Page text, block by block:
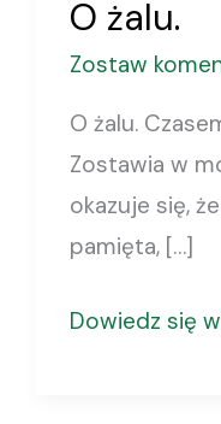
O żalu.
Zostaw
O żalu.
Zostawia w
okazuje się,
pamięta, […]
Dowiedz się